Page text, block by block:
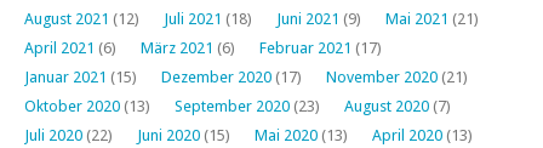
August 2021 (12) Juli 2021 (18) Juni 2021 (9) Mai 2021 (21)
April 2021 (6) März 2021 (6) Februar 2021 (17)
Januar 2021 (15) Dezember 2020 (17) November 2020 (21)
Oktober 2020 (13) September 2020 (23) August 2020 (7)
Juli 2020 (22) Juni 2020 (15) Mai 2020 (13) April 2020 (13)